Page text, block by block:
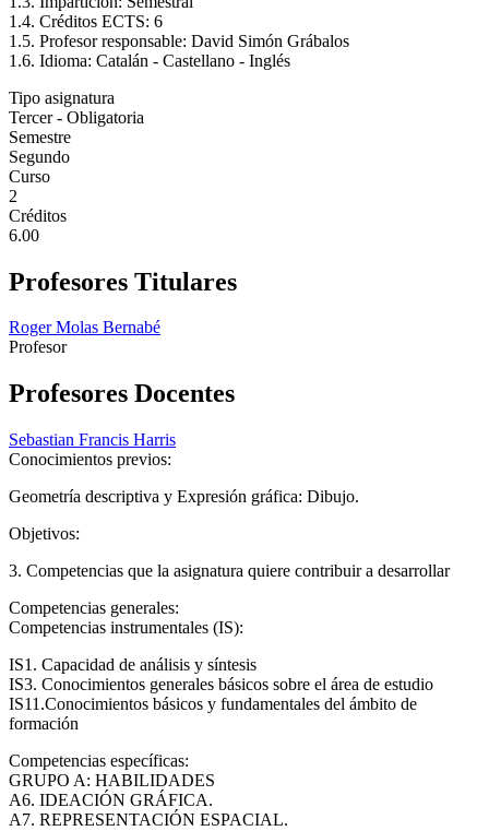
1.4. Créditos ECTS: 6
1.5. Profesor responsable: David Simón Grábalos
1.6. Idioma: Catalán - Castellano - Inglés
Tipo asignatura
Tercer - Obligatoria
Semestre
Segundo
Curso
2
Créditos
6.00
Profesores Titulares
Roger Molas Bernabé
Profesor
Profesores Docentes
Sebastian Francis Harris
Conocimientos previos:
Geometría descriptiva y Expresión gráfica: Dibujo.
Objetivos:
3. Competencias que la asignatura quiere contribuir a desarrollar
Competencias generales:
Competencias instrumentales (IS):
IS1. Capacidad de análisis y síntesis
IS3. Conocimientos generales básicos sobre el área de estudio
IS11.Conocimientos básicos y fundamentales del ámbito de
formación
Competencias específicas:
GRUPO A: HABILIDADES
A6. IDEACIÓN GRÁFICA.
A7. REPRESENTACIÓN ESPACIAL.